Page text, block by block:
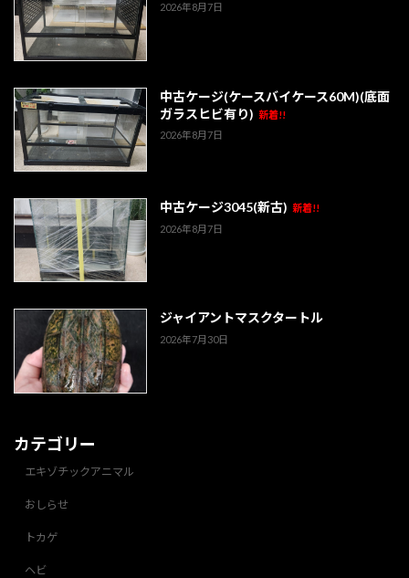
2026年8月7日
中古ケージ(ケースバイケース60M)(底面
ガラスヒビ有り) 新着!!
2026年8月7日
中古ケージ3045(新古) 新着!!
2026年8月7日
ジャイアントマスクタートル
2026年7月30日
カテゴリー
エキゾチックアニマル
おしらせ
トカゲ
ヘビ